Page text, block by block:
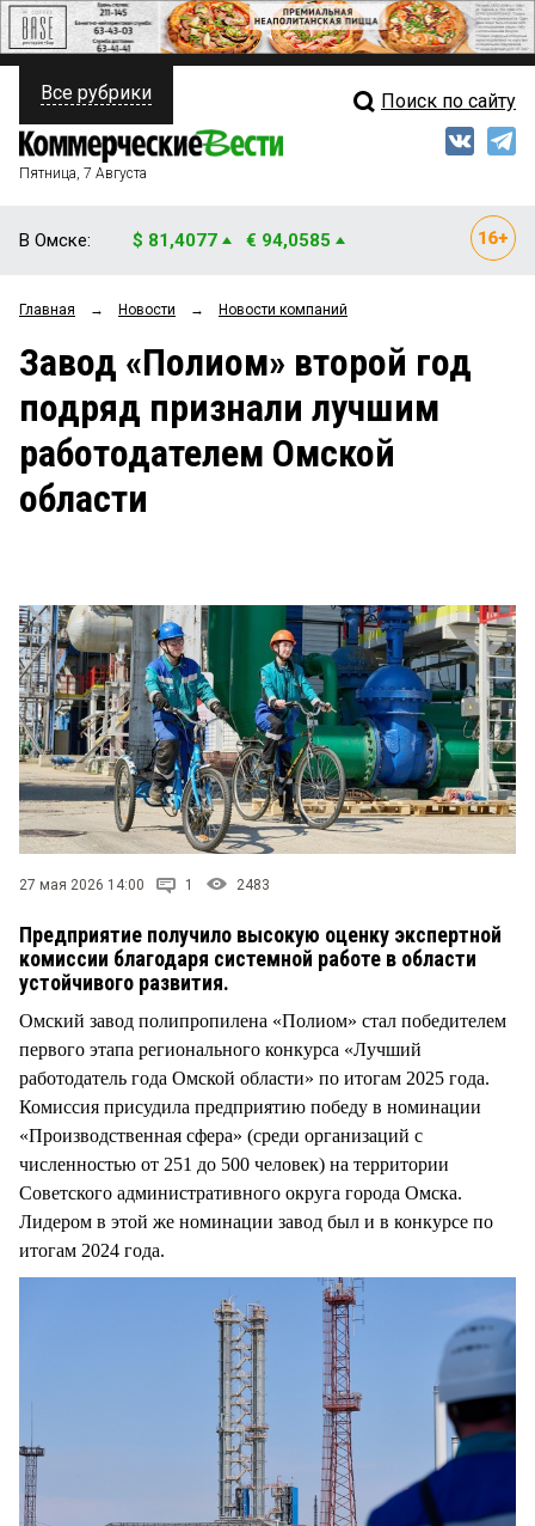
ПОЛИТИКА
ФИНАНСЫ
ОБЩЕСТВО
ЗАКОН
НОВОСТИ КОМПАНИЙ
ПРОИСШЕСТВИЯ
Свежий выпуск
Мнения
Рейтинги
Блоги
Архив
Все рубрики Поиск по сайту
Пятница, 7 Августа
В Омске: $ 81,4077 € 94,0585
Главная → Новости → Новости компаний
Завод «Полиом» второй год
подряд признали лучшим
работодателем Омской
области
27 мая 2026 14:00 1 2483
Предприятие получило высокую оценку экспертной
комиссии благодаря системной работе в области
устойчивого развития.
Омский завод полипропилена «Полиом» стал победителем
первого этапа регионального конкурса «Лучший
работодатель года Омской области» по итогам 2025 года.
Комиссия присудила предприятию победу в номинации
«Производственная сфера» (среди организаций с
численностью от 251 до 500 человек) на территории
Советского административного округа города Омска.
Лидером в этой же номинации завод был и в конкурсе по
итогам 2024 года.